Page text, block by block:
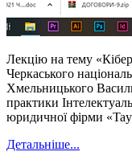
Лекцію на тему
Черкаського
Хмельницького
практики
юридичної фірми
Детальніше...